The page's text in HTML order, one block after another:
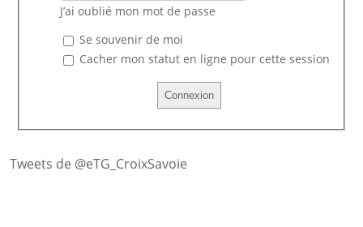
J’ai oublié mon mot de passe
Se souvenir de moi
Cacher mon statut en ligne pour cette session
Tweets de @eTG_CroixSavoie